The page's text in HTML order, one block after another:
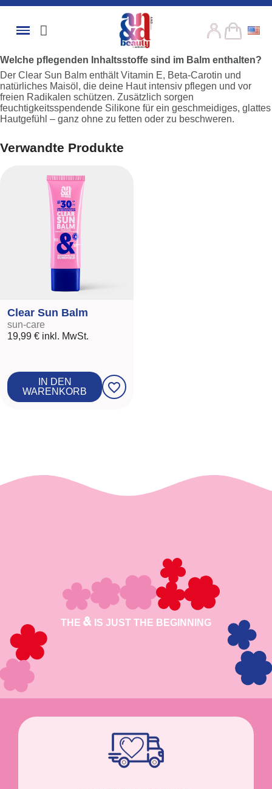
Welche pflegenden Inhaltsstoffe sind im Balm enthalten?
Der Clear Sun Balm enthält Vitamin E, Beta-Carotin und
natürliches Maisöl, die deine Haut intensiv pflegen und vor
freien Radikalen schützen. Zusätzlich sorgen
feuchtigkeitsspendende Silikone für ein geschmeidiges, glattes
Hautgefühl – ganz ohne zu fetten oder zu beschweren.
Verwandte Produkte
Clear Sun Balm
sun-care
19,99 € inkl. MwSt.
IN DEN
WARENKORB
favorite_border
THE IS JUST THE BEGINNING